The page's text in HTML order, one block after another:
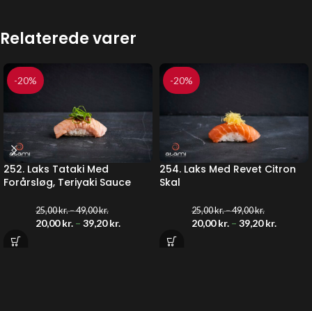
Relaterede varer
-20%
252. Laks Tataki Med
Forårsløg, Teriyaki Sauce
25,00kr.–49,00kr.
20,00kr. – 39,20kr.
-20%
254. Laks Med Revet Citron
Skal
25,00kr.–49,00kr.
20,00kr. – 39,20kr.